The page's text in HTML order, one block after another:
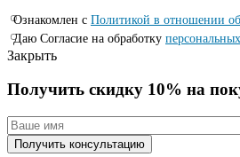
Ознакомлен с Политикой в отношении
Даю Согласие на обработку
Закрыть
Получить скидку 10% на